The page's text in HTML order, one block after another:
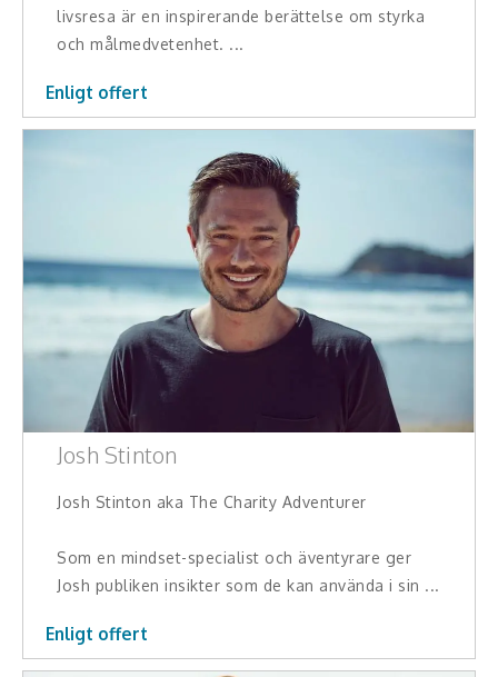
livsresa är en inspirerande berättelse om styrka
och målmedvetenhet. ...
Enligt offert
Josh Stinton
Josh Stinton aka The Charity Adventurer
Som en mindset-specialist och äventyrare ger
Josh publiken insikter som de kan använda i sin ...
Enligt offert